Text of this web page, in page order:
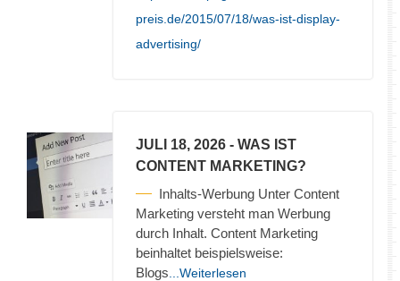
preis.de/2015/07/18/was-ist-display-
advertising/
JULI 18, 2026 - WAS IST
CONTENT MARKETING?
Inhalts-Werbung Unter Content
Marketing versteht man Werbung
durch Inhalt. Content Marketing
beinhaltet beispielsweise:
Blogs ...Weiterlesen